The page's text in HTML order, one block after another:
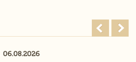
06.08.2026